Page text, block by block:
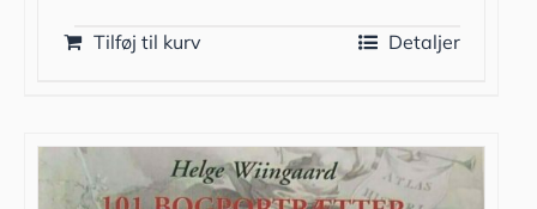
Tilføj til kurv Detaljer